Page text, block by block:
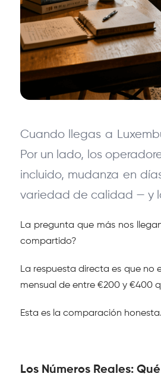
Cuando llegas a
Por un lado, los
incluido, mudanza en
variedad de calidad — y
La pregunta que más nos
compartido?
La respuesta directa es que no
mensual de entre €200 y €400
Esta es la comparación honesta.
Los Números Reales: